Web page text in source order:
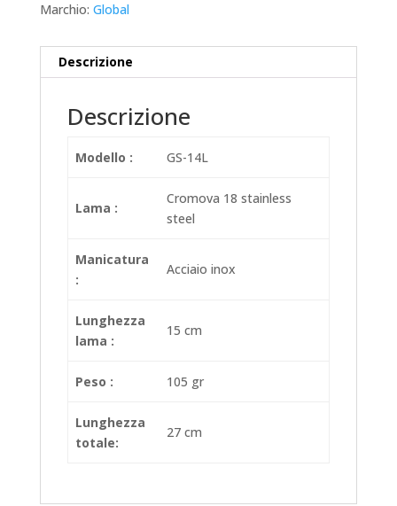
Marchio: Global
Descrizione
Descrizione
Modello : GS-14L
Lama :
Cromova 18 stainless
steel
Manicatura
:
Acciaio inox
Lunghezza
lama :
15 cm
Peso : 105 gr
Lunghezza
totale:
27 cm